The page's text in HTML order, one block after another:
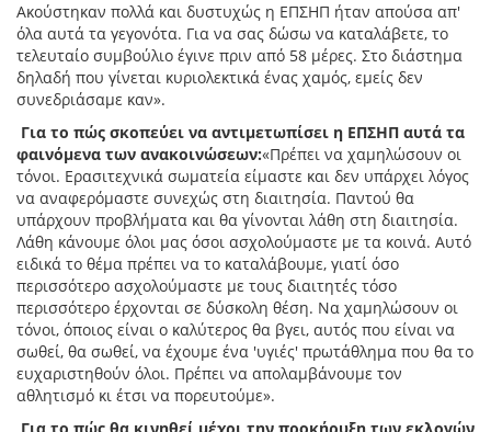
Ακούστηκαν πολλά και δυστυχώς η ΕΠΣΗΠ ήταν απούσα απ'
όλα αυτά τα γεγονότα. Για να σας δώσω να καταλάβετε, το
τελευταίο συμβούλιο έγινε πριν από 58 μέρες. Στο διάστημα
δηλαδή που γίνεται κυριολεκτικά ένας χαμός, εμείς δεν
συνεδριάσαμε καν».
Για το πώς σκοπεύει να αντιμετωπίσει η ΕΠΣΗΠ αυτά τα
φαινόμενα των ανακοινώσεων:«Πρέπει να χαμηλώσουν οι
τόνοι. Ερασιτεχνικά σωματεία είμαστε και δεν υπάρχει λόγος
να αναφερόμαστε συνεχώς στη διαιτησία. Παντού θα
υπάρχουν προβλήματα και θα γίνονται λάθη στη διαιτησία.
Λάθη κάνουμε όλοι μας όσοι ασχολούμαστε με τα κοινά. Αυτό
ειδικά το θέμα πρέπει να το καταλάβουμε, γιατί όσο
περισσότερο ασχολούμαστε με τους διαιτητές τόσο
περισσότερο έρχονται σε δύσκολη θέση. Να χαμηλώσουν οι
τόνοι, όποιος είναι ο καλύτερος θα βγει, αυτός που είναι να
σωθεί, θα σωθεί, να έχουμε ένα 'υγιές' πρωτάθλημα που θα το
ευχαριστηθούν όλοι. Πρέπει να απολαμβάνουμε τον
αθλητισμό κι έτσι να πορευτούμε».